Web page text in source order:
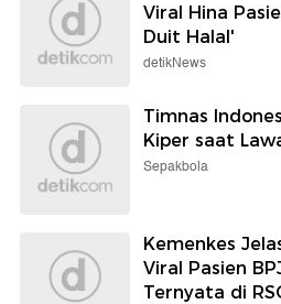
Viral Hina
Duit Halal'
detikNews
Timnas
Kiper saat
Sepakbola
Kemenkes
Viral Pasien
Ternyata di